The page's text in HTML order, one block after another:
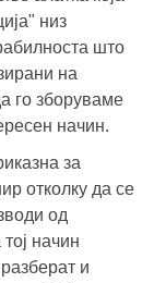
низ
што
на
го зборуваме
начин.
за
отколку да се
од
начин
и